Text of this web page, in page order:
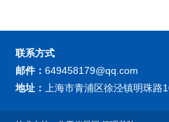
联系方式
邮件：649458179@qq.com
地址：
上海市青浦区徐泾镇明珠